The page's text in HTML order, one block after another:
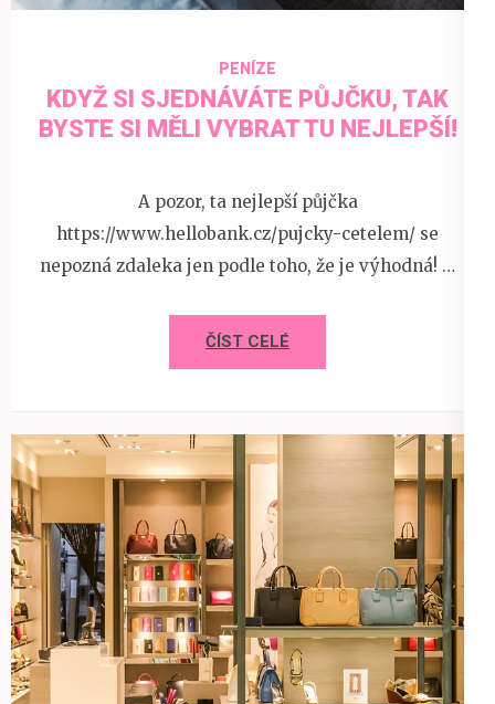
PENÍZE
KDYŽ SI SJEDNÁVÁTE PŮJČKU, TAK
BYSTE SI MĚLI VYBRAT TU NEJLEPŠÍ!
A pozor, ta nejlepší půjčka
https://www.hellobank.cz/pujcky-cetelem/ se
nepozná zdaleka jen podle toho, že je výhodná! …
ČÍST CELÉ